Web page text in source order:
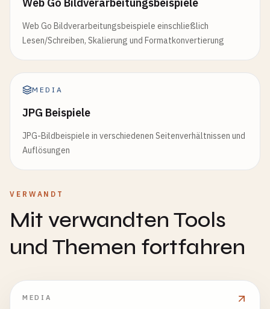
Web Go Bildverarbeitungsbeispiele einschließlich
Lesen/Schreiben, Skalierung und Formatkonvertierung
MEDIA
JPG Beispiele
JPG-Bildbeispiele in verschiedenen Seitenverhältnissen und
Auflösungen
VERWANDT
Mit verwandten Tools
und Themen fortfahren
MEDIA